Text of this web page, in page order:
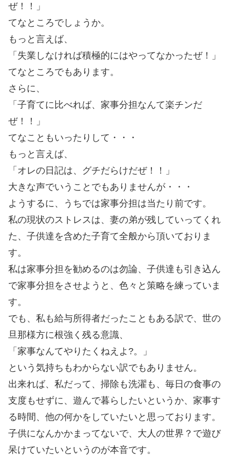
ぜ！！」
てなところでしょうか。
もっと言えば、
「失業しなければ積極的にはやってなかったぜ！」
てなところでもあります。
さらに、
「子育てに比べれば、家事分担なんて楽チンだ
ぜ！！」
てなこともいったりして・・・
もっと言えば、
「オレの日記は、グチだらけだぜ！！」
大きな声でいうことでもありませんが・・・
ようするに、うちでは家事分担は当たり前です。
私の現状のストレスは、妻の弟が残していってくれ
た、子供達を含めた子育て全般から頂いておりま
す。
私は家事分担を勧めるのは勿論、子供達も引き込ん
で家事分担をさせようと、色々と策略を練っていま
す。
でも、私も給与所得者だったこともある訳で、世の
旦那様方に根強く残る意識、
「家事なんてやりたくねえよ?。」
という気持ちもわからない訳でもありません。
出来れば、私だって、掃除も洗濯も、毎日の食事の
支度もせずに、遊んで暮らしたいというか、家事す
る時間、他の何かをしていたいと思っております。
子供になんかかまってないで、大人の世界？で遊び
呆けていたいというのが本音です。